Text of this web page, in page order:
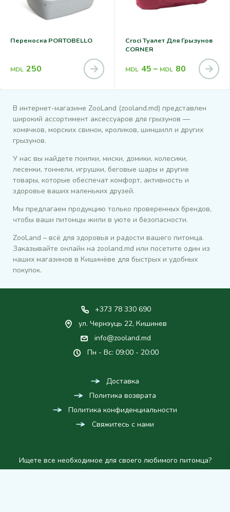
Переноска PORTOBELLO
MDL 250
Croci Туалет Для Грызунов
CORNER
MDL 45 – MDL 80
В интернет-магазине ZooLand (zooland.md) представлен
широкий ассортимент аксессуаров для грызунов —
хомячков, морских свинок, кроликов, шиншилл и других
грызунов.
У нас вы найдете поилки, миски, домики, колесики,
лесенки, тоннели, игрушки, беговые шары и другие
товары, которые обеспечат комфорт, активность и
здоровье ваших маленьких друзей.
Мы предлагаем продукцию только проверенных брендов,
чтобы ваши питомцы жили в уюте и безопасности.
ZooLand – всё для здоровья и радости вашего питомца.
Заказывайте онлайн на zooland.md или посетите один из
наших магазинов в Кишинёве для быстрых и удобных
покупок.
+373 78 330 690
ул. Чернэуць 22, Кишинев
info@zooland.md
Пн - Вс: 09:00 - 20:00
Доставка
Политика возврата
Политика конфиденциальности
Свяжитесь с нами
Ищете все необходимое для своего любимого питомца?